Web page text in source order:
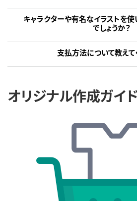
キャラクターや有名なイラストを
でしょうか？
支払方法について教えて
オリジナル作成ガイド